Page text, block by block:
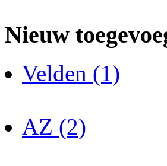
Nieuw
Velden (1)
AZ (2)